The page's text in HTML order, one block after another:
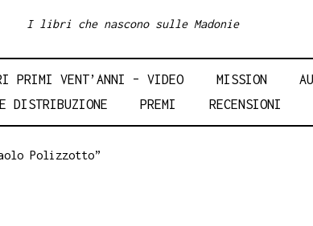
I libri che nascono sulle Madonie
PRIMI VENT’ANNI – VIDEO MISSION
DISTRIBUZIONE
PREMI RECENSIONI
Polizzotto”